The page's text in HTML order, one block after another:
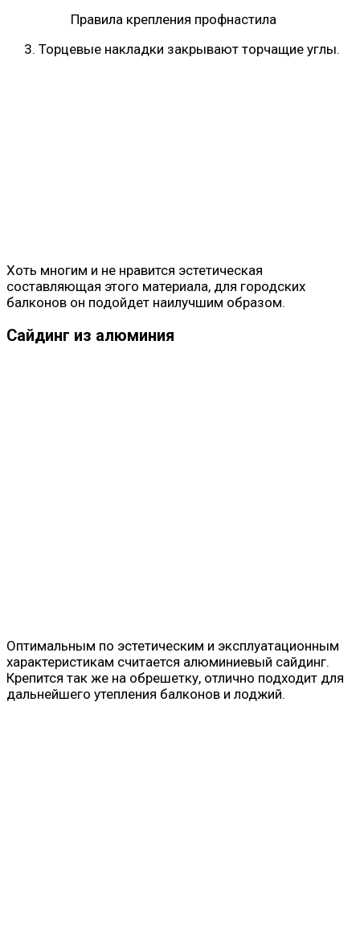
Правила крепления профнастила
Торцевые накладки закрывают торчащие углы.
Хоть многим и не нравится эстетическая
составляющая этого материала, для городских
балконов он подойдет наилучшим образом.
Сайдинг из алюминия
Оптимальным по эстетическим и эксплуатационным
характеристикам считается алюминиевый сайдинг.
Крепится так же на обрешетку, отлично подходит для
дальнейшего утепления балконов и лоджий.